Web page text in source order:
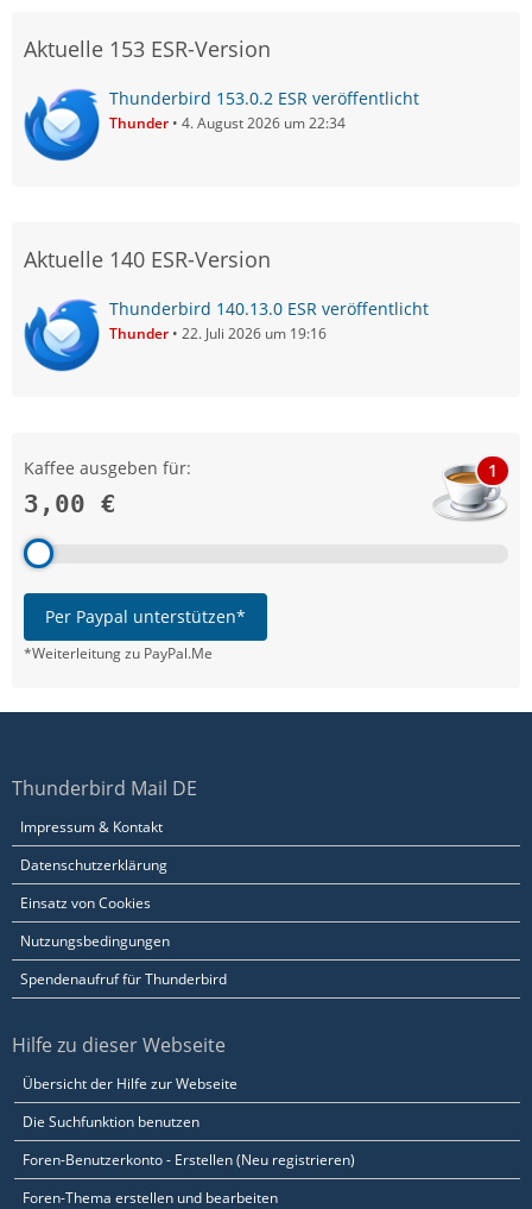
Aktuelle 153 ESR-Version
Thunderbird 153.0.2 ESR veröffentlicht
Thunder 4. August 2026 um 22:34
Aktuelle 140 ESR-Version
Thunderbird 140.13.0 ESR veröffentlicht
Thunder 22. Juli 2026 um 19:16
Kaffee ausgeben für:
3,00 €
1
Per Paypal unterstützen*
*Weiterleitung zu PayPal.Me
Thunderbird Mail DE
Impressum & Kontakt
Datenschutzerklärung
Einsatz von Cookies
Nutzungsbedingungen
Spendenaufruf für Thunderbird
Hilfe zu dieser Webseite
Übersicht der Hilfe zur Webseite
Die Suchfunktion benutzen
Foren-Benutzerkonto - Erstellen (Neu registrieren)
Foren-Thema erstellen und bearbeiten